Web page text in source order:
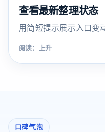
查看最新整理状态
用简短提示展示入口变
阅读：上升
口碑气泡